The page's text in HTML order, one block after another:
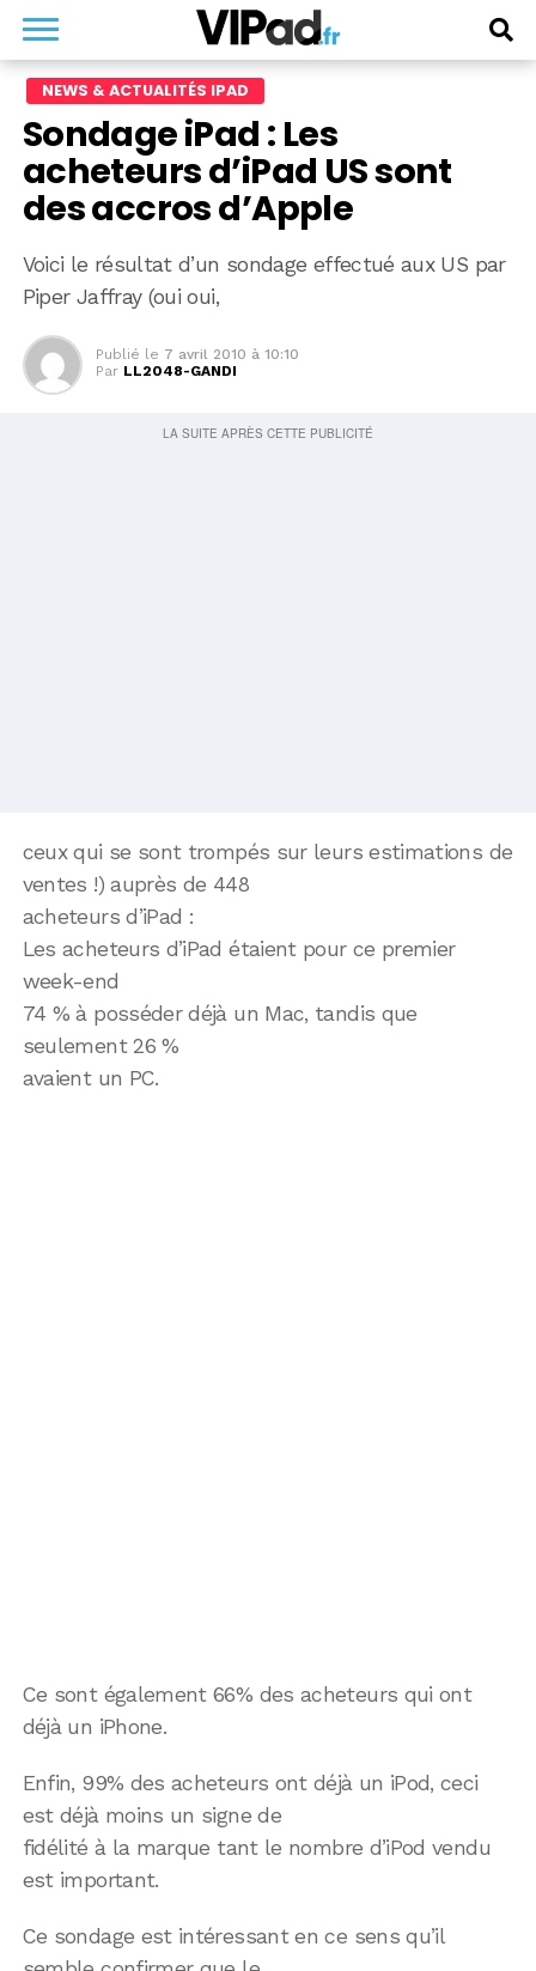
NEWS & ACTUALITÉS IPAD
Sondage iPad : Les
acheteurs d’iPad US sont
des accros d’Apple
Voici le résultat d’un sondage effectué aux US par
Piper Jaffray (oui oui,
Publié le 7 avril 2010 à 10:10
Par LL2048-GANDI
ceux qui se sont trompés sur leurs estimations de
ventes !) auprès de 448
acheteurs d’iPad :
Les acheteurs d’iPad étaient pour ce premier
week-end
74 % à posséder déjà un Mac, tandis que
seulement 26 %
avaient un PC.
Ce sont également 66% des acheteurs qui ont
déjà un iPhone.
Enfin, 99% des acheteurs ont déjà un iPod, ceci
est déjà moins un signe de
fidélité à la marque tant le nombre d’iPod vendu
est important.
Ce sondage est intéressant en ce sens qu’il